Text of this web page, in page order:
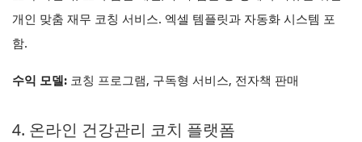
개인 맞춤 재무 코칭 서비스. 엑셀 템플릿과 자동화 시스템 포
함.
수익 모델: 코칭 프로그램, 구독형 서비스, 전자책 판매
4. 온라인 건강관리 코치 플랫폼